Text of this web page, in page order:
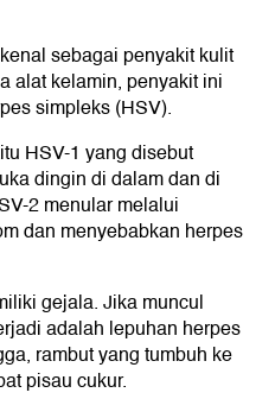
sebagai penyakit kulit
alat kelamin, penyakit ini
simpleks (HSV).
HSV-1 yang disebut
dingin di dalam dan di
2 menular melalui
dan menyebabkan herpes
gejala. Jika muncul
adalah lepuhan herpes
rambut yang tumbuh ke
pisau cukur.